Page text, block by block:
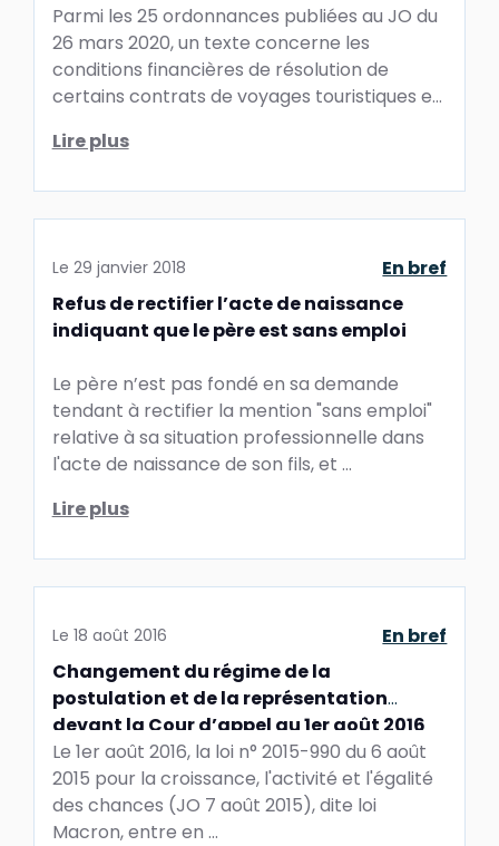
Parmi les 25 ordonnances publiées au JO du
26 mars 2020, un texte concerne les
conditions financières de résolution de
certains contrats de voyages touristiques et
Lire plus
Le 29 janvier 2018
En bref
Refus de rectifier l’acte de naissance
indiquant que le père est sans emploi
Le père n’est pas fondé en sa demande
tendant à rectifier la mention "sans emploi"
relative à sa situation professionnelle dans
l'acte de naissance de son fils, et ...
Lire plus
Le 18 août 2016
En bref
Changement du régime de la
postulation et de la représentation
devant la Cour d’appel au 1er août 2016
Le 1er août 2016, la loi n° 2015-990 du 6 août
2015 pour la croissance, l'activité et l'égalité
des chances (JO 7 août 2015), dite loi
Macron, entre en ...